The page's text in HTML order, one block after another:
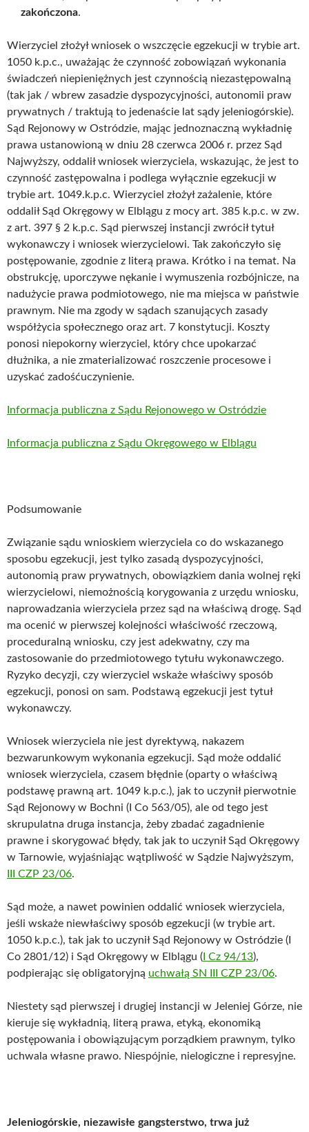
zakończona.
Wierzyciel złożył wniosek o wszczęcie egzekucji w trybie art.
1050 k.p.c., uważając że czynność zobowiązań wykonania
świadczeń niepieniężnych jest czynnością niezastępowalną
(tak jak / wbrew zasadzie dyspozycyjności, autonomii praw
prywatnych / traktują to jedenaście lat sądy jeleniogórskie).
Sąd Rejonowy w Ostródzie, mając jednoznaczną wykładnię
prawa ustanowioną w dniu 28 czerwca 2006 r. przez Sąd
Najwyższy, oddalił wniosek wierzyciela, wskazując, że jest to
czynność zastępowalna i podlega wyłącznie egzekucji w
trybie art. 1049.k.p.c. Wierzyciel złożył zażalenie, które
oddalił Sąd Okręgowy w Elblągu z mocy art. 385 k.p.c. w zw.
z art. 397 § 2 k.p.c. Sąd pierwszej instancji zwrócił tytuł
wykonawczy i wniosek wierzycielowi. Tak zakończyło się
postępowanie, zgodnie z literą prawa. Krótko i na temat. Na
obstrukcję, uporczywe nękanie i wymuszenia rozbójnicze, na
nadużycie prawa podmiotowego, nie ma miejsca w państwie
prawnym. Nie ma zgody w sądach szanujących zasady
współżycia społecznego oraz art. 7 konstytucji. Koszty
ponosi niepokorny wierzyciel, który chce upokarzać
dłużnika, a nie zmaterializować roszczenie procesowe i
uzyskać zadośćuczynienie.
Informacja publiczna z Sądu Rejonowego w Ostródzie
Informacja publiczna z Sądu Okręgowego w Elblągu
Podsumowanie
Związanie sądu wnioskiem wierzyciela co do wskazanego
sposobu egzekucji, jest tylko zasadą dyspozycyjności,
autonomią praw prywatnych, obowiązkiem dania wolnej ręki
wierzycielowi, niemożnością korygowania z urzędu wniosku,
naprowadzania wierzyciela przez sąd na właściwą drogę. Sąd
ma ocenić w pierwszej kolejności właściwość rzeczową,
proceduralną wniosku, czy jest adekwatny, czy ma
zastosowanie do przedmiotowego tytułu wykonawczego.
Ryzyko decyzji, czy wierzyciel wskaże właściwy sposób
egzekucji, ponosi on sam. Podstawą egzekucji jest tytuł
wykonawczy.
Wniosek wierzyciela nie jest dyrektywą, nakazem
bezwarunkowym wykonania egzekucji. Sąd może oddalić
wniosek wierzyciela, czasem błędnie (oparty o właściwą
podstawę prawną art. 1049 k.p.c.), jak to uczynił pierwotnie
Sąd Rejonowy w Bochni (I Co 563/05), ale od tego jest
skrupulatna druga instancja, żeby zbadać zagadnienie
prawne i skorygować błędy, tak jak to uczynił Sąd Okręgowy
w Tarnowie, wyjaśniając wątpliwość w Sądzie Najwyższym,
III CZP 23/06.
Sąd może, a nawet powinien oddalić wniosek wierzyciela,
jeśli wskaże niewłaściwy sposób egzekucji (w trybie art.
1050 k.p.c.), tak jak to uczynił Sąd Rejonowy w Ostródzie (I
Co 2801/12) i Sąd Okręgowy w Elblągu ( I Cz 94/13),
podpierając się obligatoryjną uchwałą SN III CZP 23/06.
Niestety sąd pierwszej i drugiej instancji w Jeleniej Górze, nie
kieruje się wykładnią, literą prawa, etyką, ekonomiką
postępowania i obowiązującym porządkiem prawnym, tylko
uchwala własne prawo. Niespójnie, nielogiczne i represyjne.
Jeleniogórskie, niezawisłe gangsterstwo, trwa już